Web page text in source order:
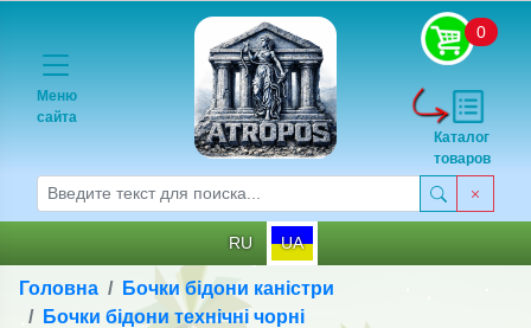
Меню
сайта
0
Каталог
товаров
RU UA
Головна
Бочки бідони каністри
Бочки бідони технічні чорні